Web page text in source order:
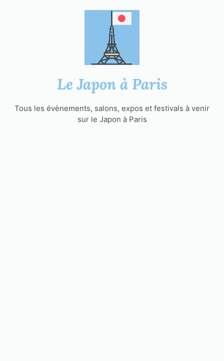
Le Japon à Paris
Tous les évènements, salons, expos et festivals à venir
sur le Japon à Paris